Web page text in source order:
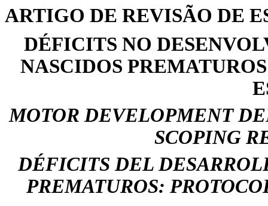
ARTIGO DE REVISÃO DE
DÉFICITS NO
NASCIDOS
MOTOR DEVELOPMENT
SCOPING
DÉFICITS DEL
PREMATUROS: